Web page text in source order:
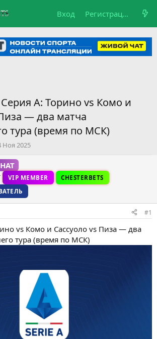
Вход Регистрация
A: Торино vs Комо и
— два матча
тура (время по МСК)
Ноя 2025
VIP MEMBER
CHESTERBETS
#1
vs Комо и Сассуоло vs Пиза — два
тура (время по МСК)